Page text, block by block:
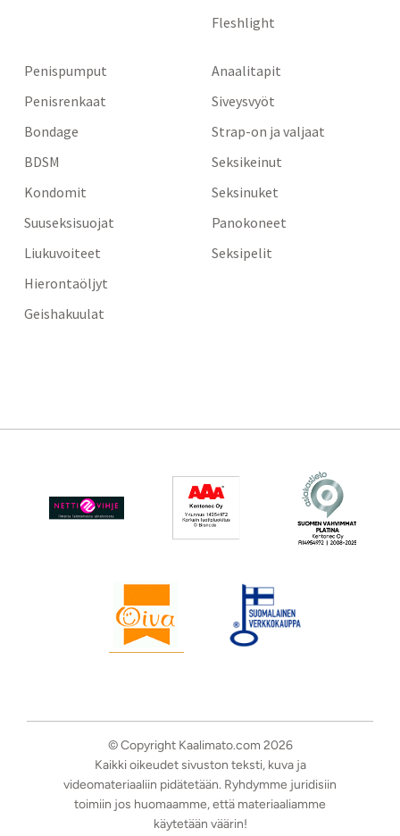
Fleshlight
Penispumput
Penisrenkaat
Bondage
BDSM
Kondomit
Suuseksisuojat
Liukuvoiteet
Hierontaöljyt
Geishakuulat
Anaalitapit
Siveysvyöt
Strap-on ja valjaat
Seksikeinut
Seksinuket
Panokoneet
Seksipelit
© Copyright Kaalimato.com 2026
Kaikki oikeudet sivuston teksti, kuva ja
videomateriaaliin pidätetään. Ryhdymme juridisiin
toimiin jos huomaamme, että materiaaliamme
käytetään väärin!